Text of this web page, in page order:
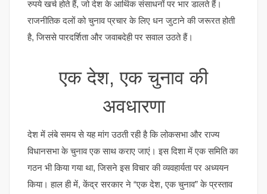
रुपये खर्च होते हैं, जो देश के आर्थिक संसाधनों पर भार डालते हैं।
राजनीतिक दलों को चुनाव प्रचार के लिए धन जुटाने की जरूरत होती
है, जिससे पारदर्शिता और जवाबदेही पर सवाल उठते हैं।
एक देश, एक चुनाव की
अवधारणा
देश में लंबे समय से यह मांग उठती रही है कि लोकसभा और राज्य
विधानसभा के चुनाव एक साथ कराए जाएं। इस दिशा में एक समिति का
गठन भी किया गया था, जिसने इस विचार की व्यवहार्यता पर अध्ययन
किया। हाल ही में, केंद्र सरकार ने “एक देश, एक चुनाव” के प्रस्ताव